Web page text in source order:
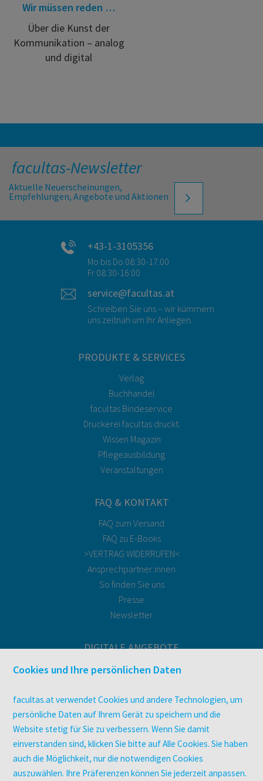
Wir müssen reden …
Über die Kunst der
Kommunikation – analog
und digital
facultas-Newsletter
Aktuelle Neuerscheinungen,
Empfehlungen, Angebote und Aktionen
+43-1-3105356
Mo bis Do 08:30-17:00
Fr 08:30-16:00
service@facultas.at
Schreiben Sie uns – wir kümmern
uns zeitnah um Ihr Anliegen.
PRODUKTE & SERVICES
Verlag
Buchhandel
facultas Bindeservice
Druckerei facultas druckt.
Wissen Magazin
Pflegeausbildung
Veranstaltungen
FAQ & KONTAKT
FAQ zum Versand
FAQ zu E-Books
>VERTRAG WIDERRUFEN<
Ansprechpartner:innen
So finden Sie uns
Presse
Newsletter
DIGITALE ANGEBOTE
Überblick
utb elibrary
E-Books
facultas Club
UNTERNEHMEN
Cookies und Ihre persönlichen Daten
facultas.at verwendet Cookies und andere Technologien, um
persönliche Daten auf Ihrem Gerät zu speichern und die
Website stetig für Sie zu verbessern. Wenn Sie damit
einverstanden sind, klicken Sie bitte auf Alle Cookies. Sie haben
auch die Möglichkeit, nur die notwendigen Cookies
auszuwählen. Ihre Präferenzen können Sie jederzeit anpassen.